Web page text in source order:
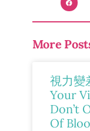
More
視力變
Your
Don’t
Of